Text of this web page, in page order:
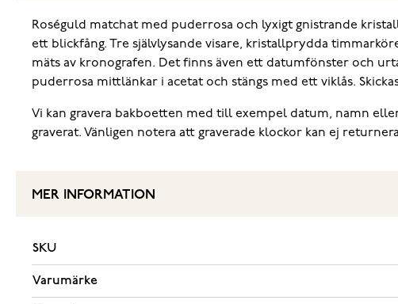
Roséguld matchat med puderrosa och lyxigt gnistrande
ett blickfång. Tre självlysande visare, kristallprydda
mäts av kronografen. Det finns även ett datumfönster och
puderrosa mittlänkar i acetat och stängs med ett viklås.
Vi kan gravera bakboetten med till exempel datum, namn
graverat. Vänligen notera att graverade klockor kan ej
MER INFORMATION
SKU
Varumärke